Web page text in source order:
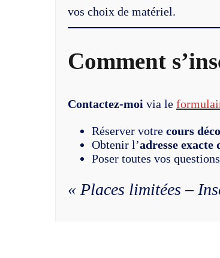
vos choix de matériel.
Comment
Contactez-moi via le
Réserver votre cours
Obtenir l’adresse exacte
Poser toutes vos
« Places limitées –